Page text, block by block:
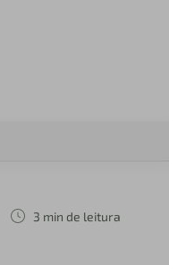
3 min de leitura